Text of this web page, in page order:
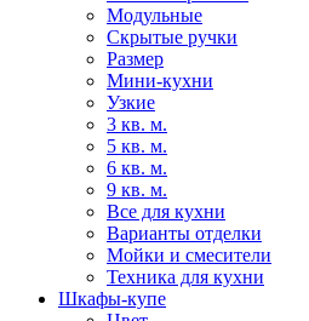
Модульные
Скрытые ручки
Размер
Мини-кухни
Узкие
3 кв. м.
5 кв. м.
6 кв. м.
9 кв. м.
Все для кухни
Варианты отделки
Мойки и смесители
Техника для кухни
Шкафы-купе